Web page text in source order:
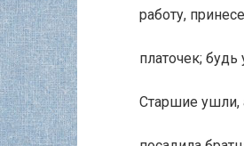
работу,
платочек; будь
Старшие ушли,